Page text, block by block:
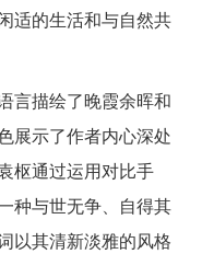
适的生活和与自然共
言描绘了晚霞余晖和
展示了作者内心深处
枢通过运用对比手
种与世无争、自得其
以其清新淡雅的风格